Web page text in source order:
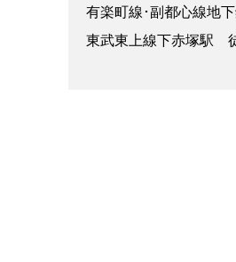
有楽町線･副都心線地
東武東上線下赤塚駅